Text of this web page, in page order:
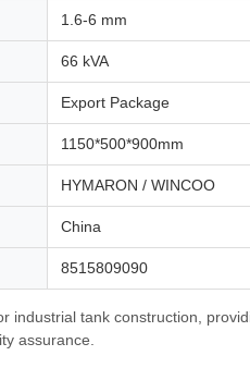
1.6-6 mm
66 kVA
Export Package
1150*500*900mm
HYMARON / WINCOO
China
8515809090
industrial tank construction,
assurance.